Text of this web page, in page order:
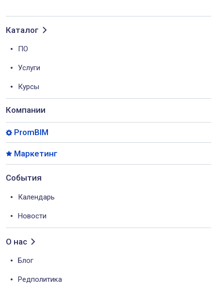
Каталог
ПО
Услуги
Курсы
Компании
PromBIM
Маркетинг
События
Календарь
Новости
О нас
Блог
Редполитика